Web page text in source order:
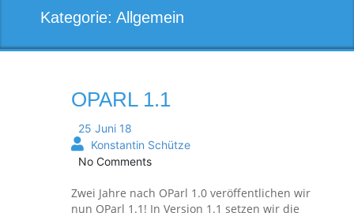
Kategorie:Allgemein
OPARL 1.1
25 Juni 18
Konstantin Schütze
No Comments
Zwei Jahre nach OParl 1.0 veröffentlichen wir
nun OParl 1.1! In Version 1.1 setzen wir die